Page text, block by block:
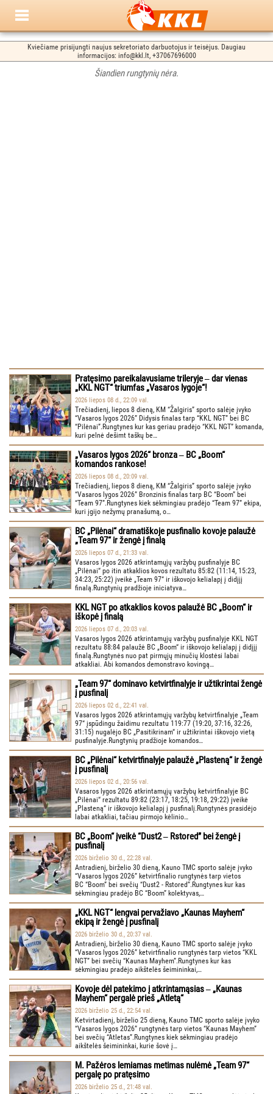
Kviečiame prisijungti naujus sekretoriato darbuotojus ir teisėjus. Daugiau
informacijos: info@kkl.lt, +37067696000
Šiandien rungtynių nėra.
Pratęsimo pareikalavusiame trileryje ‒ dar vienas
„KKL NGT“ triumfas „Vasaros lygoje“!
2026 liepos 08 d., 22:09 val.
Trečiadienį, liepos 8 dieną, KM “Žalgiris” sporto salėje įvyko
“Vasaros lygos 2026” Didysis finalas tarp “KKL NGT” bei BC
“Pilėnai”.Rungtynes kur kas geriau pradėjo “KKL NGT” komanda,
kuri pelnė dešimt taškų be…
„Vasaros lygos 2026“ bronza ‒ BC „Boom“
komandos rankose!
2026 liepos 08 d., 20:09 val.
Trečiadienį, liepos 8 dieną, KM “Žalgiris” sporto salėje įvyko
“Vasaros lygos 2026” Bronzinis finalas tarp BC “Boom” bei
“Team 97”.Rungtynes kiek sėkmingiau pradėjo “Team 97” ekipa,
kuri įgijo nežymų pranašumą, o…
BC „Pilėnai“ dramatiškoje pusfinalio kovoje palaužė
„Team 97“ ir žengė į finalą
2026 liepos 07 d., 21:33 val.
Vasaros lygos 2026 atkrintamųjų varžybų pusfinalyje BC
„Pilėnai“ po itin atkaklios kovos rezultatu 85:82 (11:14, 15:23,
34:23, 25:22) įveikė „Team 97“ ir iškovojo kelialapį į didįjį
finalą.Rungtynių pradžioje iniciatyva…
KKL NGT po atkaklios kovos palaužė BC „Boom“ ir
iškopė į finalą
2026 liepos 07 d., 20:03 val.
Vasaros lygos 2026 atkrintamųjų varžybų pusfinalyje KKL NGT
rezultatu 88:84 palaužė BC „Boom“ ir iškovojo kelialapį į didįjį
finalą.Rungtynės nuo pat pirmųjų minučių klostėsi labai
atkakliai. Abi komandos demonstravo kovingą…
„Team 97“ dominavo ketvirtfinalyje ir užtikrintai žengė
į pusfinalį
2026 liepos 02 d., 22:41 val.
Vasaros lygos 2026 atkrintamųjų varžybų ketvirtfinalyje „Team
97“ įspūdingu žaidimu rezultatu 119:77 (19:20, 37:16, 32:26,
31:15) nugalėjo BC „Pasitikrinam“ ir užtikrintai iškovojo vietą
pusfinalyje.Rungtynių pradžioje komandos…
BC „Pilėnai“ ketvirtfinalyje palaužė „Plasteną“ ir žengė
į pusfinalį
2026 liepos 02 d., 20:56 val.
Vasaros lygos 2026 atkrintamųjų varžybų ketvirtfinalyje BC
„Pilėnai“ rezultatu 89:82 (23:17, 18:25, 19:18, 29:22) įveikė
„Plasteną“ ir iškovojo kelialapį į pusfinalį.Rungtynės prasidėjo
labai atkakliai, tačiau pirmojo kėlinio…
BC „Boom“ įveikė “Dust2 ‒ Rstored” bei žengė į
pusfinalį
2026 birželio 30 d., 22:28 val.
Antradienį, birželio 30 dieną, Kauno TMC sporto salėje įvyko
“Vasaros lygos 2026” ketvirtfinalio rungtynės tarp vietos
BC “Boom” bei svečių “Dust2 - Rstored”.Rungtynes kur kas
sėkmingiau pradėjo BC “Boom” kolektyvas,…
„KKL NGT“ lengvai pervažiavo „Kaunas Mayhem“
ekipą ir žengė į pusfinalį
2026 birželio 30 d., 20:37 val.
Antradienį, birželio 30 dieną, Kauno TMC sporto salėje įvyko
“Vasaros lygos 2026” ketvirtfinalio rungtynės tarp vietos “KKL
NGT” bei svečių “Kaunas Mayhem”.Rungtynes kur kas
sėkmingiau pradėjo aikštelės šeimininkai,…
Kovoje dėl patekimo į atkrintamąsias ‒ „Kaunas
Mayhem“ pergalė prieš „Atletą“
2026 birželio 25 d., 22:54 val.
Ketvirtadienį, birželio 25 dieną, Kauno TMC sporto salėje įvyko
“Vasaros lygos 2026” rungtynės tarp vietos “Kaunas Mayhem”
bei svečių “Atletas”.Rungtynes kiek sėkmingiau pradėjo
aikštelės šeimininkai, kurie šovė į…
M. Pažėros lemiamas metimas nulėmė „Team 97“
pergalę po pratęsimo
2026 birželio 25 d., 21:48 val.